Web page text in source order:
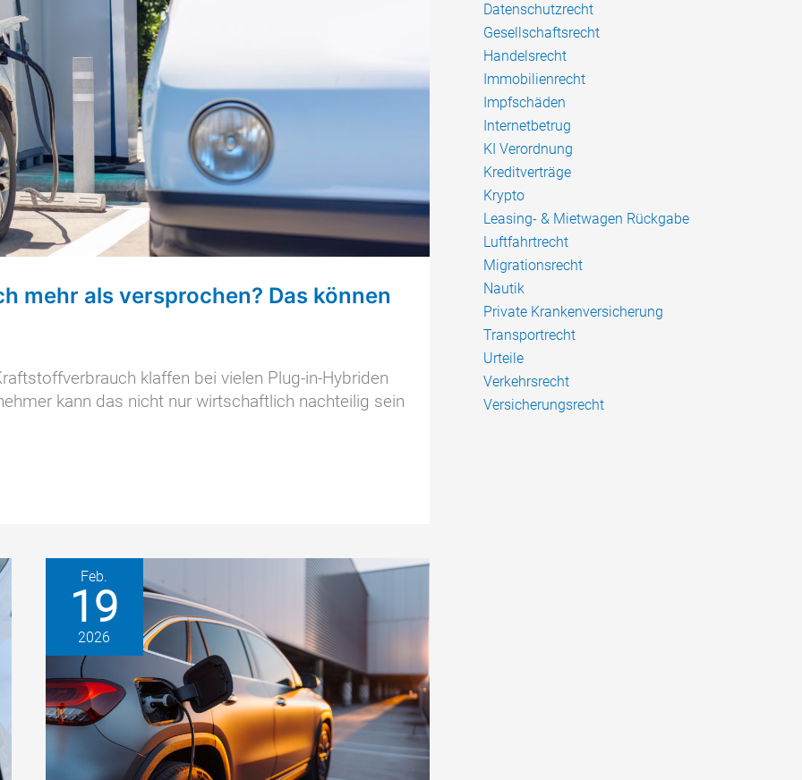
mehr als versprochen? Das können
klaffen bei vielen Plug-in-Hybriden
kann das nicht nur wirtschaftlich nachteilig sein
Feb.
19
2026
Datenschutzrecht
Gesellschaftsrecht
Handelsrecht
Immobilienrecht
Impfschäden
Internetbetrug
KI Verordnung
Kreditverträge
Krypto
Leasing- & Mietwagen Rückgabe
Luftfahrtrecht
Migrationsrecht
Nautik
Private Krankenversicherung
Transportrecht
Urteile
Verkehrsrecht
Versicherungsrecht